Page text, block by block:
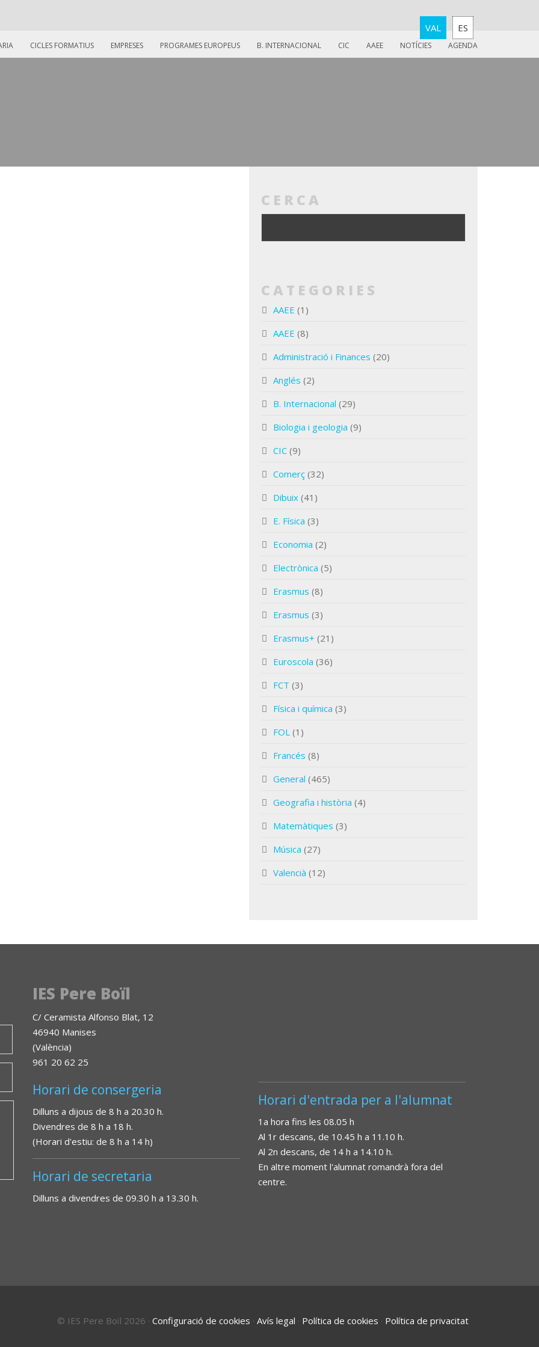
VAL ES
CICLES FORMATIUS EMPRESES PROGRAMES EUROPEUS B. INTERNACIONAL CIC AAEE NOTÍCIES AGENDA
CERCA
CATEGORIES
AAEE (1)
AAEE (8)
Administració i Finances (20)
Anglés (2)
B. Internacional (29)
Biologia i geologia (9)
CIC (9)
Comerç (32)
Dibuix (41)
E. Física (3)
Economia (2)
Electrònica (5)
Erasmus (8)
Erasmus (3)
Erasmus+ (21)
Euroscola (36)
FCT (3)
Física i química (3)
FOL (1)
Francés (8)
General (465)
Geografia i història (4)
Matemàtiques (3)
Música (27)
Valencià (12)
IES Pere Boïl
C/ Ceramista Alfonso Blat, 12
46940 Manises
(València)
961 20 62 25
Horari de consergeria
Dilluns a dijous de 8 h a 20.30 h.
Divendres de 8 h a 18 h.
(Horari d'estiu: de 8 h a 14 h)
Horari de secretaria
Dilluns a divendres de 09.30 h a 13.30 h.
Horari d'entrada per a l'alumnat
1a hora fins les 08.05 h
Al 1r descans, de 10.45 h a 11.10 h.
Al 2n descans, de 14 h a 14.10 h.
En altre moment l'alumnat romandrà fora del
centre.
© IES Pere Boïl 2026 · Configuració de cookies · Avís legal · Política de cookies · Política de privacitat